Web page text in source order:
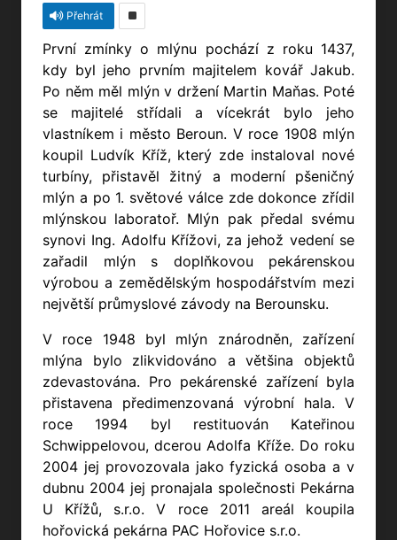
Přehrát
První zmínky o mlýnu pochází z roku 1437,
kdy byl jeho prvním majitelem kovář Jakub.
Po něm měl mlýn v držení Martin Maňas. Poté
se majitelé střídali a vícekrát bylo jeho
vlastníkem i město Beroun. V roce 1908 mlýn
koupil Ludvík Kříž, který zde instaloval nové
turbíny, přistavěl žitný a moderní pšeničný
mlýn a po 1. světové válce zde dokonce zřídil
mlýnskou laboratoř. Mlýn pak předal svému
synovi Ing. Adolfu Křížovi, za jehož vedení se
zařadil mlýn s doplňkovou pekárenskou
výrobou a zemědělským hospodářstvím mezi
největší průmyslové závody na Berounsku.
V roce 1948 byl mlýn znárodněn, zařízení
mlýna bylo zlikvidováno a většina objektů
zdevastována. Pro pekárenské zařízení byla
přistavena předimenzovaná výrobní hala. V
roce 1994 byl restituován Kateřinou
Schwippelovou, dcerou Adolfa Kříže. Do roku
2004 jej provozovala jako fyzická osoba a v
dubnu 2004 jej pronajala společnosti Pekárna
U Křížů, s.r.o. V roce 2011 areál koupila
hořovická pekárna PAC Hořovice s.r.o.